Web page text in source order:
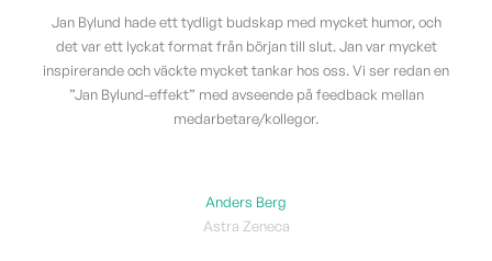
Jan Bylund hade ett tydligt budskap med mycket humor, och
det var ett lyckat format från början till slut. Jan var mycket
inspirerande och väckte mycket tankar hos oss. Vi ser redan en
”Jan Bylund-effekt” med avseende på feedback mellan
medarbetare/kollegor.
Anders Berg
Astra Zeneca